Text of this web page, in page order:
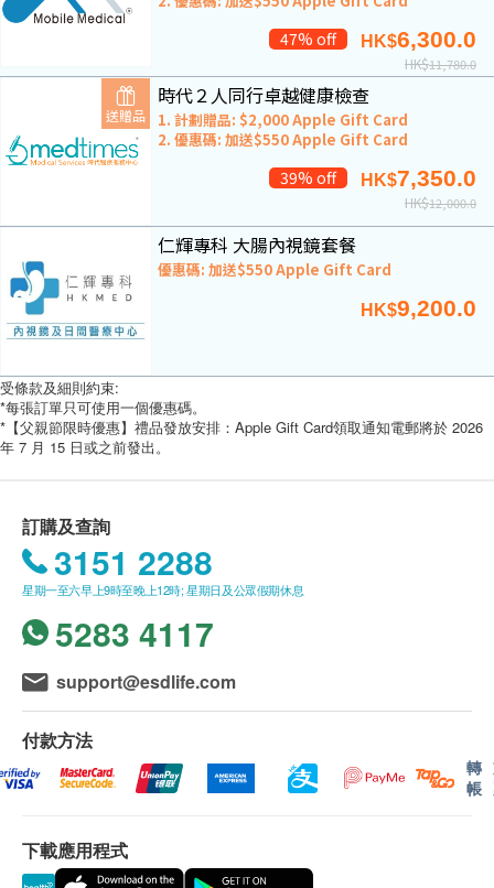
47% off HK$6,300.0
HK$11,780.0
送贈品
時代２人同行卓越健康檢查
1. 計劃贈品: $2,000 Apple Gift Card
2. 優惠碼: 加送$550 Apple Gift Card
39% off HK$7,350.0
HK$12,000.0
仁輝專科 大腸內視鏡套餐
優惠碼: 加送$550 Apple Gift Card
HK$9,200.0
受條款及細則約束:
*每張訂單只可使用一個優惠碼。
*【父親節限時優惠】禮品發放安排：Apple Gift Card領取通知電郵將於 2026
年 7 月 15 日或之前發出。
訂購及查詢
3151 2288
星期一至六早上9時至晚上12時; 星期日及公眾假期休息
5283 4117
support@esdlife.com
付款方法
轉
帳
下載應用程式